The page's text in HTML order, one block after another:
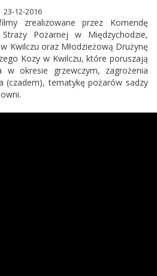
23-12-2016
zrealizowane przez Komendę
Pożarnej w Międzychodzie,
Kwilczu oraz Młodzieżową Drużynę
Kozy w Kwilczu, które poruszają
w okresie grzewczym, zagrożenia
(czadem), tematykę pożarów sadzy